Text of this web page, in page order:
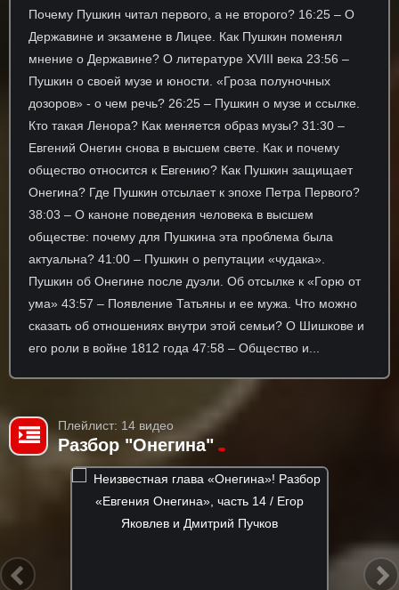
Почему Пушкин читал первого, а не второго? 16:25 – О
Державине и экзамене в Лицее. Как Пушкин поменял
мнение о Державине? О литературе XVIII века 23:56 –
Пушкин о своей музе и юности. «Гроза полуночных
дозоров» - о чем речь? 26:25 – Пушкин о музе и ссылке.
Кто такая Ленора? Как меняется образ музы? 31:30 –
Евгений Онегин снова в высшем свете. Как и почему
общество относится к Евгению? Как Пушкин защищает
Онегина? Где Пушкин отсылает к эпохе Петра Первого?
38:03 – О каноне поведения человека в высшем
обществе: почему для Пушкина эта проблема была
актуальна? 41:00 – Пушкин о репутации «чудака».
Пушкин об Онегине после дуэли. Об отсылке к «Горю от
ума» 43:57 – Появление Татьяны и ее мужа. Что можно
сказать об отношениях внутри этой семьи? О Шишкове и
его роли в войне 1812 года 47:58 – Общество и...
Плейлист: 14 видео
Разбор "Онегина"